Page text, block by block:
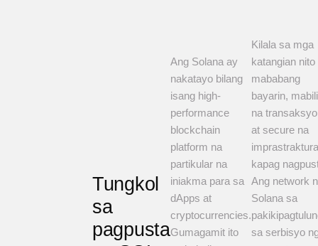
Tungkol
sa
pagpusta
Ang Solana ay
nakatayo bilang
isang high-
performance
blockchain
platform na
partikular na
iniakma para sa
dApps at
cryptocurrencies.
Gumagamit ito
Kilala sa mga
katangian nito
mababang
bayarin,
na
at secure na
imprastraktura
kapag
Ang network
Solana sa
sa serbisyo